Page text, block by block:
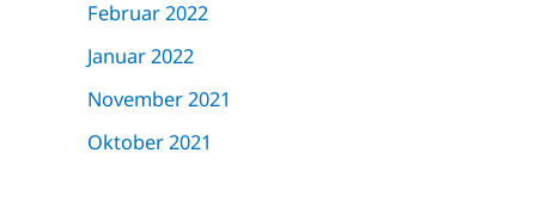
Februar 2022
Januar 2022
November 2021
Oktober 2021